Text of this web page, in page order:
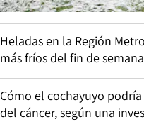
Heladas en la Región
más fríos del fin de semana
Cómo el cochayuyo
del cáncer, según una